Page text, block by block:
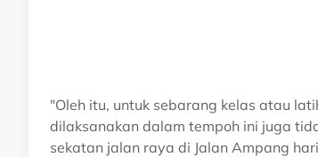
"Oleh itu, untuk sebarang kelas atau
dilaksanakan dalam tempoh ini juga
sekatan jalan raya di Jalan Ampang